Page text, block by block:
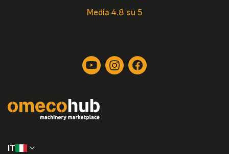
Media 4.8 su 5
IT